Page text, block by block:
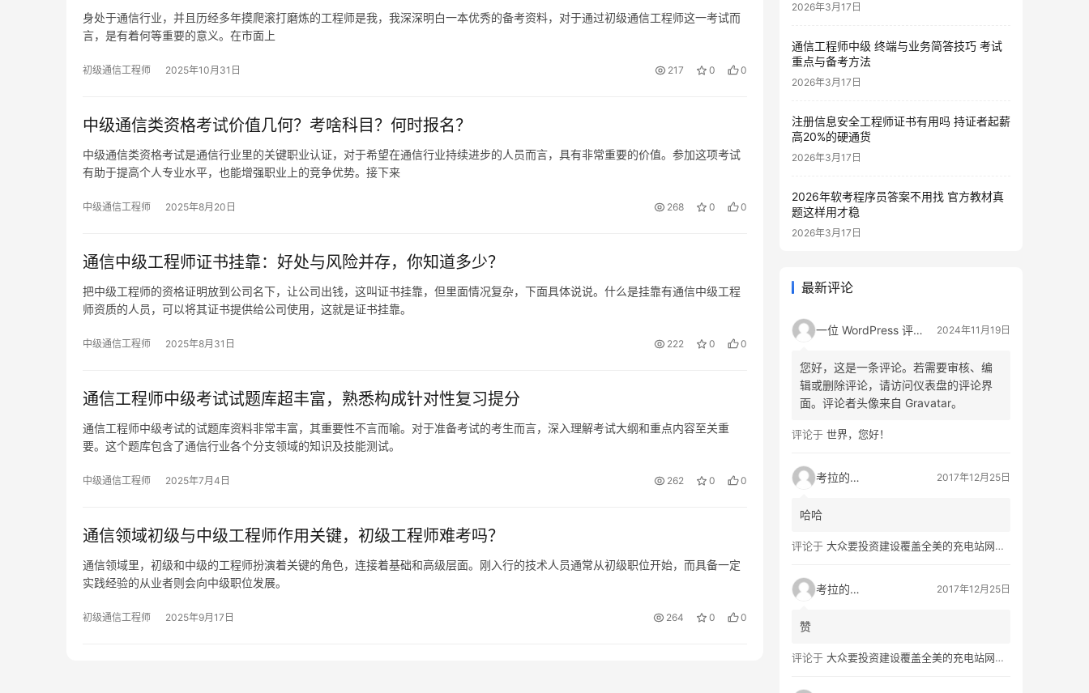
身处于通信行业，并且历经多年摸爬滚打磨炼的工程师是我，我深深明白一本优秀的备考资料，对于通过初级通信工程师这一考试而
言，是有着何等重要的意义。在市面上
初级通信工程师 2025年10月31日 217 0 0
中级通信类资格考试价值几何？考啥科目？何时报名？
中级通信类资格考试是通信行业里的关键职业认证，对于希望在通信行业持续进步的人员而言，具有非常重要的价值。参加这项考试
有助于提高个人专业水平，也能增强职业上的竞争优势。接下来
中级通信工程师 2025年8月20日 268 0 0
通信中级工程师证书挂靠：好处与风险并存，你知道多少？
把中级工程师的资格证明放到公司名下，让公司出钱，这叫证书挂靠，但里面情况复杂，下面具体说说。什么是挂靠有通信中级工程
师资质的人员，可以将其证书提供给公司使用，这就是证书挂靠。
中级通信工程师 2025年8月31日 222 0 0
通信工程师中级考试试题库超丰富，熟悉构成针对性复习提分
通信工程师中级考试的试题库资料非常丰富，其重要性不言而喻。对于准备考试的考生而言，深入理解考试大纲和重点内容至关重
要。这个题库包含了通信行业各个分支领域的知识及技能测试。
中级通信工程师 2025年7月4日 262 0 0
通信领域初级与中级工程师作用关键，初级工程师难考吗？
通信领域里，初级和中级的工程师扮演着关键的角色，连接着基础和高级层面。刚入行的技术人员通常从初级职位开始，而具备一定
实践经验的从业者则会向中级职位发展。
初级通信工程师 2025年9月17日 264 0 0
2026年3月17日
通信工程师中级 终端与业务简答技巧 考试
重点与备考方法
2026年3月17日
注册信息安全工程师证书有用吗 持证者起薪
高20%的硬通货
2026年3月17日
2026年软考程序员答案不用找 官方教材真
题这样用才稳
2026年3月17日
最新评论
一位 WordPress 评论者 2024年11月19日
您好，这是一条评论。若需要审核、编
辑或删除评论，请访问仪表盘的评论界
面。评论者头像来自 Gravatar。
评论于 世界，您好！
考拉的生活 2017年12月25日
哈哈
评论于 大众要投资建设覆盖全美的充电站网络，特斯拉也没闲着
考拉的生活 2017年12月25日
赞
评论于 大众要投资建设覆盖全美的充电站网络，特斯拉也没闲着